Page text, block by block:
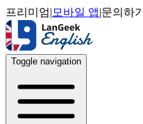
프리미엄| 모바일 앱|문의하기
Toggle navigation